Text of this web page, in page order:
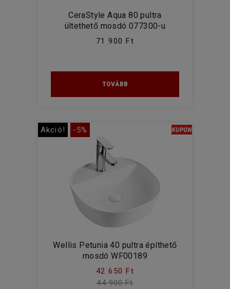
CeraStyle Aqua 80 pultra
ültethető mosdó 077300-u
71 900 Ft
TOVÁBB
Akció! -5%
Wellis Petunia 40 pultra építhető
mosdó WF00189
42 650 Ft
44 900 Ft